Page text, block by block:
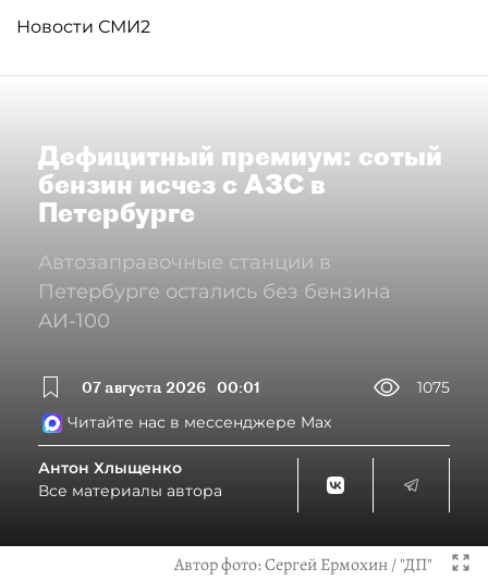
Новости СМИ2
Дефицитный премиум: сотый
бензин исчез с АЗС в
Петербурге
Автозаправочные станции в
Петербурге остались без бензина
АИ-100
07 августа 2026 00:01
1075
Читайте нас в мессенджере Max
Антон Хлыщенко
Все материалы автора
Автор фото:Сергей Ермохин / "ДП"